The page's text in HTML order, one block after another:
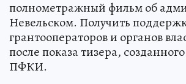
полнометражный фильм об
Невельском. Получить
грантооператоров и органов
после показа тизера,
ПФКИ.